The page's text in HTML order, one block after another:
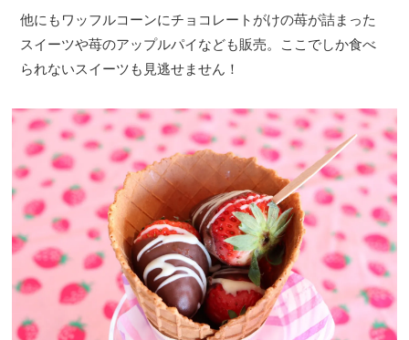
他にもワッフルコーンにチョコレートがけの苺が詰まった
スイーツや苺のアップルパイなども販売。ここでしか食べ
られないスイーツも見逃せません！